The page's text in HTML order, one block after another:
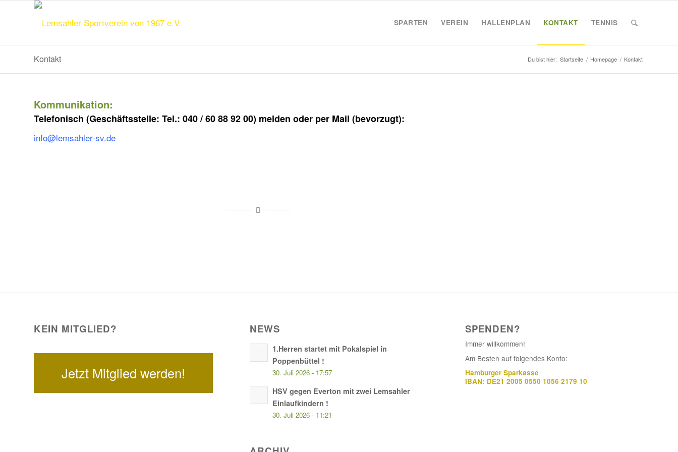
SPARTEN VEREIN HALLENPLAN KONTAKT TENNIS
Kontakt Du bist hier: Startseite / Homepage / Kontakt
Kommunikation:
Telefonisch (Geschäftsstelle: Tel.: 040 / 60 88 92 00) melden oder per Mail (bevorzugt):
info@lemsahler-sv.de
KEIN MITGLIED?
Jetzt Mitglied werden!
NEWS
1.Herren startet mit Pokalspiel in
Poppenbüttel !
30. Juli 2026 - 17:57
HSV gegen Everton mit zwei Lemsahler
Einlaufkindern !
30. Juli 2026 - 11:21
SPENDEN?
Immer willkommen!
Am Besten auf folgendes Konto:
Hamburger Sparkasse
IBAN: DE21 2005 0550 1056 2179 10